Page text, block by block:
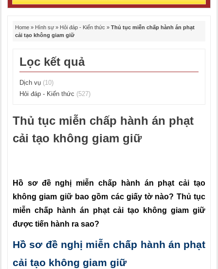
Home » Hình sự » Hỏi đáp - Kiến thức » Thủ tục miễn chấp hành án phạt
cải tạo không giam giữ
Lọc kết quả
Dịch vụ (10)
Hỏi đáp - Kiến thức (527)
Thủ tục miễn chấp hành án phạt
cải tạo không giam giữ
Hồ sơ đề nghị miễn chấp hành án phạt cải tạo
không giam giữ bao gồm các giấy tờ nào? Thủ tục
miễn chấp hành án phạt cải tạo không giam giữ
được tiến hành ra sao?
Hồ sơ đề nghị miễn chấp hành án phạt
cải tạo không giam giữ